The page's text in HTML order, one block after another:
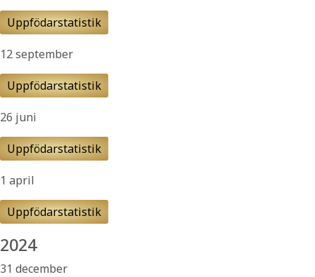
Uppfödarstatistik
12 september
Uppfödarstatistik
26 juni
Uppfödarstatistik
1 april
Uppfödarstatistik
2024
31 december